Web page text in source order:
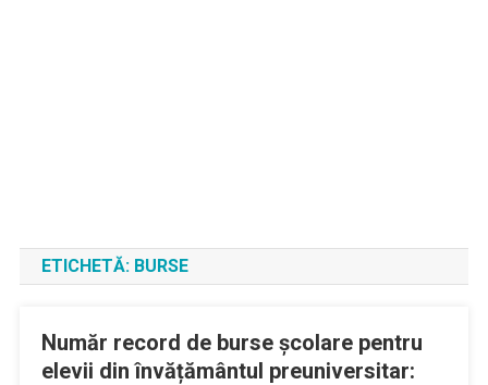
ETICHETĂ: BURSE
Număr record de burse școlare pentru
elevii din învățământul preuniversitar: